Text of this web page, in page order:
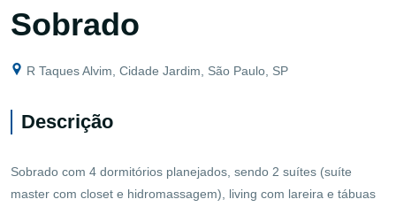
Sobrado
R Taques Alvim, Cidade Jardim, São Paulo, SP
Descrição
Sobrado com 4 dormitórios planejados, sendo 2 suítes (suíte
master com closet e hidromassagem), living com lareira e tábuas